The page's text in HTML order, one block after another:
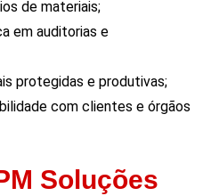
de materiais;
em auditorias e
protegidas e produtivas;
com clientes e órgãos
Soluções